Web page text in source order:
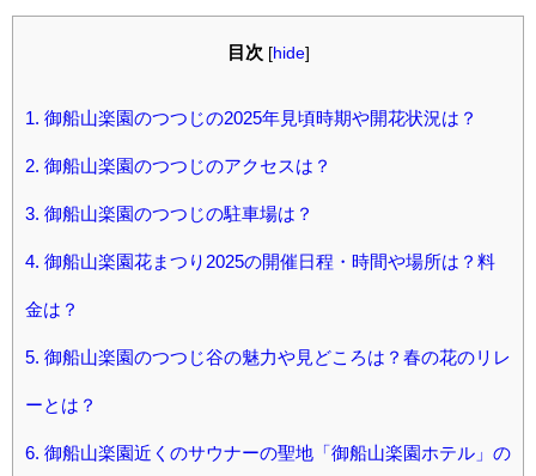
目次 [hide]
1. 御船山楽園のつつじの2025年見頃時期や開花状況は？
2. 御船山楽園のつつじのアクセスは？
3. 御船山楽園のつつじの駐車場は？
4. 御船山楽園花まつり2025の開催日程・時間や場所は？料
金は？
5. 御船山楽園のつつじ谷の魅力や見どころは？春の花のリレ
ーとは？
6. 御船山楽園近くのサウナーの聖地「御船山楽園ホテル」の